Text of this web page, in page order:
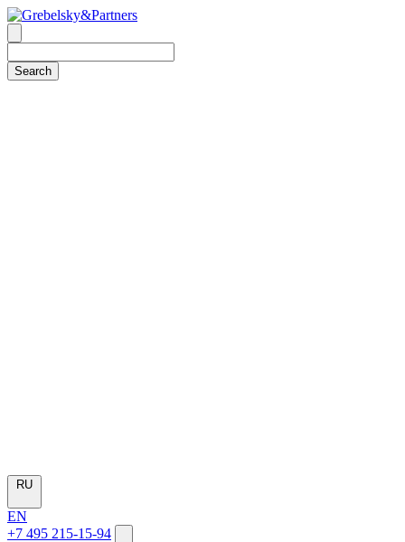
RU
EN
+7 495 215-15-94